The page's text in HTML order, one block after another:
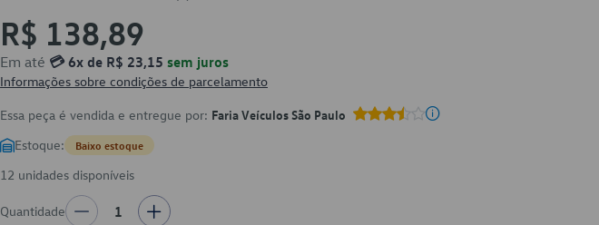
R$ 138,89
Em até 💳 6x de R$ 23,15 sem juros
Informações sobre condições de parcelamento
Essa peça é vendida e entregue por: Faria Veículos São Paulo
Estoque: Baixo estoque
12 unidades disponíveis
Quantidade 1